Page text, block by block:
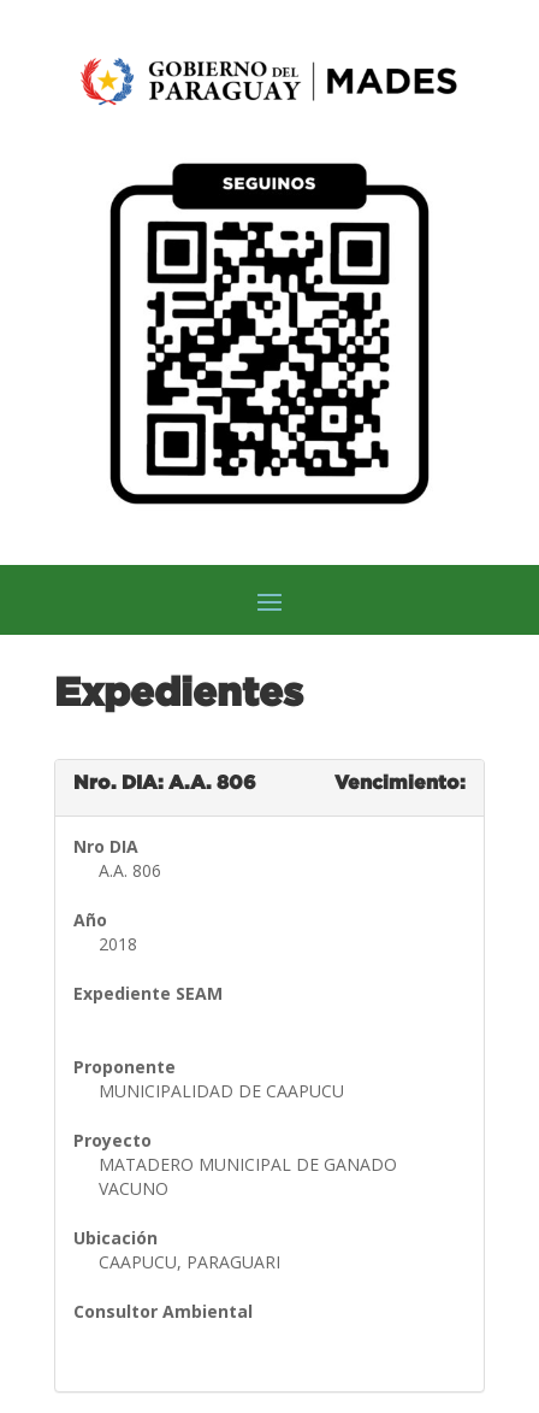
Expedientes
Nro. DIA: A.A. 806 Vencimiento:
Nro DIA
A.A. 806
Año
2018
Expediente SEAM
Proponente
MUNICIPALIDAD DE CAAPUCU
Proyecto
MATADERO MUNICIPAL DE GANADO
VACUNO
Ubicación
CAAPUCU, PARAGUARI
Consultor Ambiental